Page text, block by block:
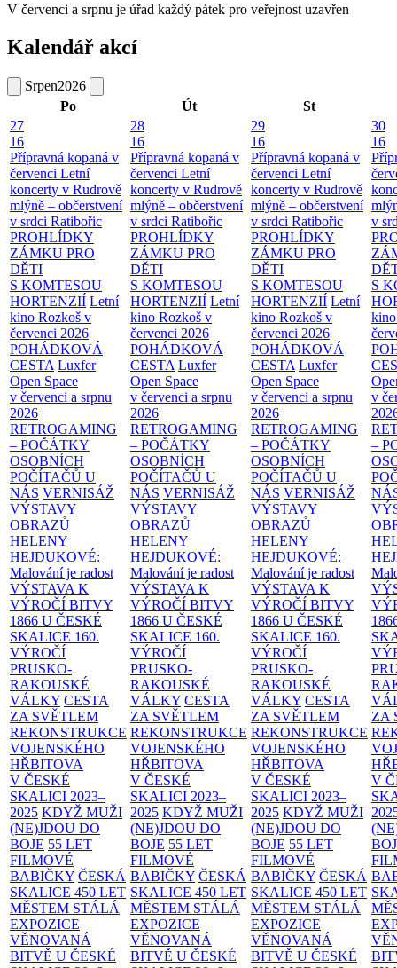
V červenci a srpnu je úřad každý pátek pro veřejnost uzavřen
Kalendář akcí
Srpen2026
Po
Út
St
27
16
Přípravná kopaná v
červenci Letní
koncerty v Rudrově
mlýně – občerstvení
v srdci Ratibořic
PROHLÍDKY
ZÁMKU PRO
DĚTI
S KOMTESOU
HORTENZIÍ Letní
kino Rozkoš v
červenci 2026
POHÁDKOVÁ
CESTA Luxfer
Open Space
v červenci a srpnu
2026
RETROGAMING
– POČÁTKY
OSOBNÍCH
POČÍTAČŮ U
NÁS VERNISÁŽ
VÝSTAVY
OBRAZŮ
HELENY
HEJDUKOVÉ:
Malování je radost
VÝSTAVA K
VÝROČÍ BITVY
1866 U ČESKÉ
SKALICE 160.
VÝROČÍ
PRUSKO-
RAKOUSKÉ
VÁLKY CESTA
ZA SVĚTLEM
REKONSTRUKCE
VOJENSKÉHO
HŘBITOVA
V ČESKÉ
SKALICI 2023–
2025 KDYŽ MUŽI
(NE)JDOU DO
BOJE 55 LET
FILMOVÉ
BABIČKY ČESKÁ
SKALICE 450 LET
MĚSTEM STÁLÁ
EXPOZICE
VĚNOVANÁ
BITVĚ U ČESKÉ
28
16
Přípravná kopaná v
červenci Letní
koncerty v Rudrově
mlýně – občerstvení
v srdci Ratibořic
PROHLÍDKY
ZÁMKU PRO
DĚTI
S KOMTESOU
HORTENZIÍ Letní
kino Rozkoš v
červenci 2026
POHÁDKOVÁ
CESTA Luxfer
Open Space
v červenci a srpnu
2026
RETROGAMING
– POČÁTKY
OSOBNÍCH
POČÍTAČŮ U
NÁS VERNISÁŽ
VÝSTAVY
OBRAZŮ
HELENY
HEJDUKOVÉ:
Malování je radost
VÝSTAVA K
VÝROČÍ BITVY
1866 U ČESKÉ
SKALICE 160.
VÝROČÍ
PRUSKO-
RAKOUSKÉ
VÁLKY CESTA
ZA SVĚTLEM
REKONSTRUKCE
VOJENSKÉHO
HŘBITOVA
V ČESKÉ
SKALICI 2023–
2025 KDYŽ MUŽI
(NE)JDOU DO
BOJE 55 LET
FILMOVÉ
BABIČKY ČESKÁ
SKALICE 450 LET
MĚSTEM STÁLÁ
EXPOZICE
VĚNOVANÁ
BITVĚ U ČESKÉ
29
16
Přípravná kopaná v
červenci Letní
koncerty v Rudrově
mlýně – občerstvení
v srdci Ratibořic
PROHLÍDKY
ZÁMKU PRO
DĚTI
S KOMTESOU
HORTENZIÍ Letní
kino Rozkoš v
červenci 2026
POHÁDKOVÁ
CESTA Luxfer
Open Space
v červenci a srpnu
2026
RETROGAMING
– POČÁTKY
OSOBNÍCH
POČÍTAČŮ U
NÁS VERNISÁŽ
VÝSTAVY
OBRAZŮ
HELENY
HEJDUKOVÉ:
Malování je radost
VÝSTAVA K
VÝROČÍ BITVY
1866 U ČESKÉ
SKALICE 160.
VÝROČÍ
PRUSKO-
RAKOUSKÉ
VÁLKY CESTA
ZA SVĚTLEM
REKONSTRUKCE
VOJENSKÉHO
HŘBITOVA
V ČESKÉ
SKALICI 2023–
2025 KDYŽ MUŽI
(NE)JDOU DO
BOJE 55 LET
FILMOVÉ
BABIČKY ČESKÁ
SKALICE 450 LET
MĚSTEM STÁLÁ
EXPOZICE
VĚNOVANÁ
BITVĚ U ČESKÉ
30
16
v
S
v
–
ZA
V